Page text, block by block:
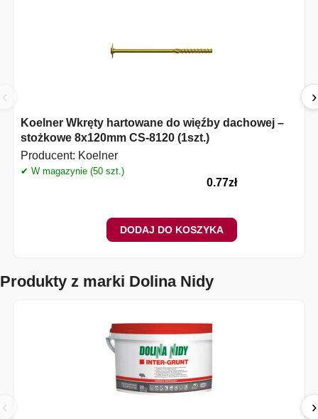
‹
Koelner Wkręty hartowane do więźby dachowej –
stożkowe 8x120mm CS-8120 (1szt.)
Producent: Koelner
✔ W magazynie (50 szt.)
0.77zł
DODAJ DO KOSZYKA
›
Produkty z marki Dolina Nidy
‹ ›